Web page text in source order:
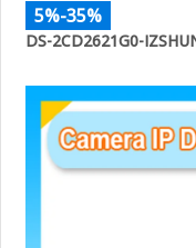
5%-35%
DS-2CD2621G0-